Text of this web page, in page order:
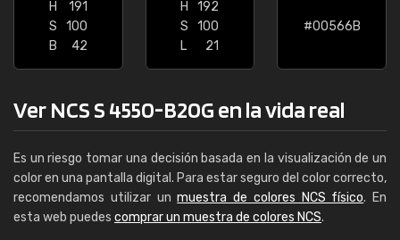
H
191
S
100
B
42
H
192
S
100
L
21
#00566B
Ver NCS S 4550-B20G en la vida real
Es un riesgo tomar una decisión basada en la visualización de un
color en una pantalla digital. Para estar seguro del color correcto,
recomendamos utilizar unmuestra de colores NCS físico. En
esta web puedes comprar un muestra de colores NCS.